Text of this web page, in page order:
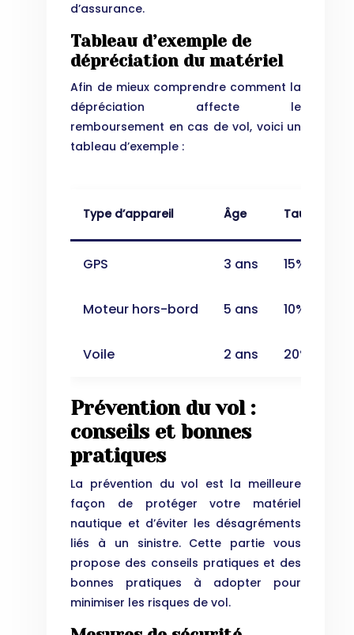
d’assurance.
Tableau d’exemple de
dépréciation du matériel
Afin de mieux comprendre comment la
dépréciation affecte le
remboursement en cas de vol, voici un
tableau d’exemple :
Type d’appareil Âge Taux de
GPS 3 ans 15%
Moteur hors-bord 5 ans 10%
Voile 2 ans 20%
Prévention du vol :
conseils et bonnes
pratiques
La prévention du vol est la meilleure
façon de protéger votre matériel
nautique et d’éviter les désagréments
liés à un sinistre. Cette partie vous
propose des conseils pratiques et des
bonnes pratiques à adopter pour
minimiser les risques de vol.